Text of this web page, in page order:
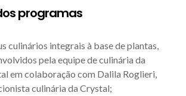
programas
culinários integrais à base de plantas,
pela equipe de culinária da
em colaboração com Dalila Roglieri,
culinária da Crystal;